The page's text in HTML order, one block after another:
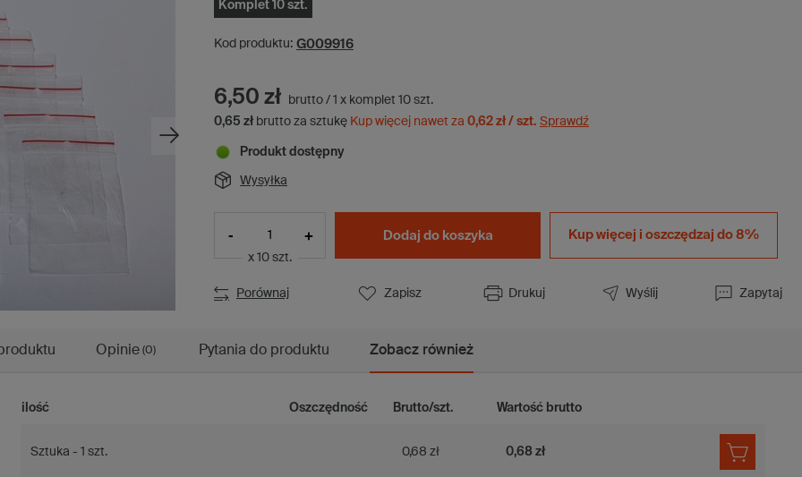
Komplet 10 szt.
Kod produktu: G009916
6,50 zł brutto / 1 x komplet 10 szt.
0,65 zł brutto za sztukę Kup więcej nawet za 0,62 zł / szt. Sprawdź
Produkt dostępny
Wysyłka
- +
x 10 szt.
Dodaj do koszyka Kup więcej i oszczędzaj do 8%
Porównaj Zapisz Drukuj Wyślij Zapytaj
Opinie (0) Pytania do produktu Zobacz również
ilość Oszczędność Brutto/szt. Wartość brutto
Sztuka - 1 szt. 0,68 zł 0,68 zł